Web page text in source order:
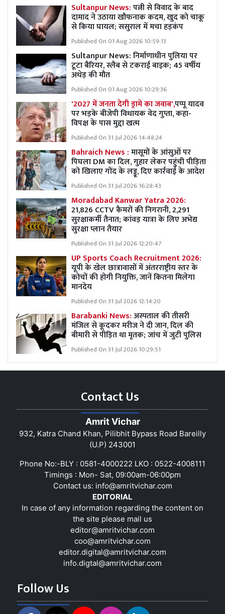
Sultanpur News:पत्नी से विवाद के बाद
दामाद ने उठाया खौफनाक कदम, खुद को चाकू
से किया घायल; ससुराल में मचा हड़कंप
Published On 01 Aug 2026 10:59:13
Sultanpur News: निर्माणाधीन पुलिया पर
टूटा बैरियर, स्लैब से टकराई बाइक; 45 वर्षीय
अधेड़ की मौत
Published On 01 Aug 2026 10:29:36
'2027 में जनता देगी ड्रामे का जवाब',पप्पू यादव
पर भड़के बीजेपी विधायक वेद गुप्ता, कहा-
विपक्ष के पास मुद्दा खत्म
Published On 31 Jul 2026 14:48:24
Bahraich News :मासूमों के आंसुओं पर
पिघला DM का दिल, गुहार लेकर पहुंची पीड़िता
को खिलाए गोंद के लड्डू, दिए कार्रवाई के आदेश
Published On 31 Jul 2026 16:28:43
Moradabad Kanwar Yatra 2026:
21,826 CCTV कैमरों की निगरानी, 2,291
सुरक्षाकर्मी तैनात; कांवड़ यात्रा के लिए अभेद्य
सुरक्षा प्लान तैयार
Published On 31 Jul 2026 12:20:47
UP Sports Coach Recruitment 2026:
यूपी के खेल छात्रावासों में अंतरराष्ट्रीय स्तर के
कोचों की होगी नियुक्ति, जानें कितना मिलेगा
मानदेय
Published On 31 Jul 2026 12:14:20
Barabanki News:अस्पताल की तीसरी
मंजिल से कूदकर मरीज ने दी जान, दिल की
बीमारी से पीड़ित था मृतक; जांच में जुटी पुलिस
Published On 31 Jul 2026 10:29:51
Contact Us
Amrit Vichar
932, Katra Chand Khan, Pilibhit Bypass Road Bareilly
(U.P) 243001
Phone No:-BLY : 0581-4000222 LKO : 0522-4008111
Timings : Mon- Sat, 09:00am-06:00pm
Contact us: info@amritvichar.com
EDITORIAL
In case of any information regarding the content on
the site please mail us
editor@amritvichar.com
coo@amritvichar.com
editor.digital@amritvichar.com
info.digtal@amritvichar.com
Follow Us